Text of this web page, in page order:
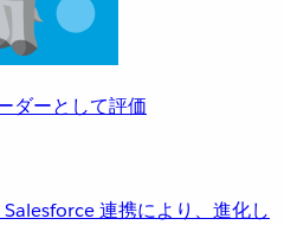
ダーとして評価
Salesforce 連携により、進化し